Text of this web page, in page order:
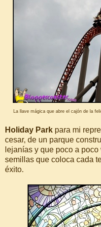
La llave mágica que abre el cajón de la
Holiday Park para mi
cesar, de un parque
lejanías y que poco a
semillas que coloca cada
éxito.